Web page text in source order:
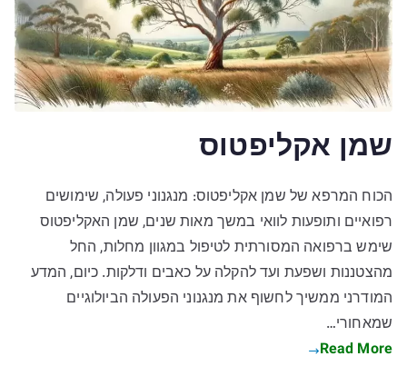
שמן אקליפטוס
הכוח המרפא של שמן אקליפטוס: מנגנוני פעולה, שימושים
רפואיים ותופעות לוואי במשך מאות שנים, שמן האקליפטוס
שימש ברפואה המסורתית לטיפול במגוון מחלות, החל
מהצטננות ושפעת ועד להקלה על כאבים ודלקות. כיום, המדע
המודרני ממשיך לחשוף את מנגנוני הפעולה הביולוגיים
שמאחורי…
Read More